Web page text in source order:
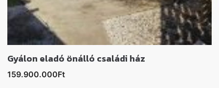
Gyálon eladó önálló családi ház
159.900.000Ft